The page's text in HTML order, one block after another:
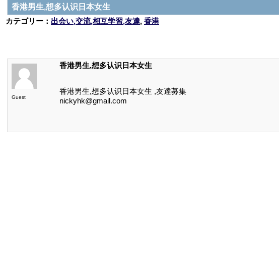
香港男生,想多认识日本女生
カテゴリー： 出会い,交流,相互学習,友達, 香港
Guest
香港男生,想多认识日本女生
香港男生,想多认识日本女生 ,友達募集
nickyhk@gmail.com